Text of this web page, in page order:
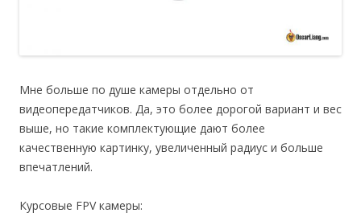
Мне больше по душе камеры отдельно от
видеопередатчиков. Да, это более дорогой вариант и вес
выше, но такие комплектующие дают более
качественную картинку, увеличенный радиус и больше
впечатлений.
Курсовые FPV камеры: